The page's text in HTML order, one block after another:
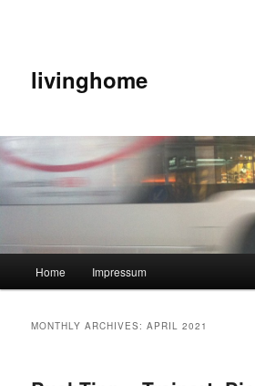
livinghome
Skip to primary content
Skip to secondary content
Home Impressum
MONTHLY ARCHIVES:APRIL 2021